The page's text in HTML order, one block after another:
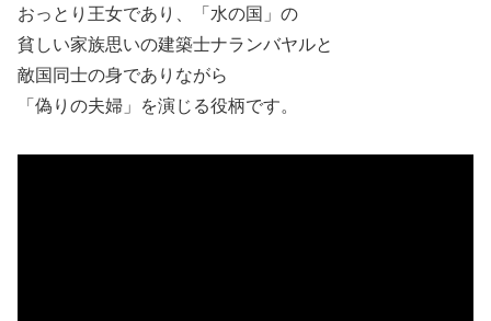
おっとり王女であり、「水の国」の
貧しい家族思いの建築士ナランバヤルと
敵国同士の身でありながら
「偽りの夫婦」を演じる役柄です。